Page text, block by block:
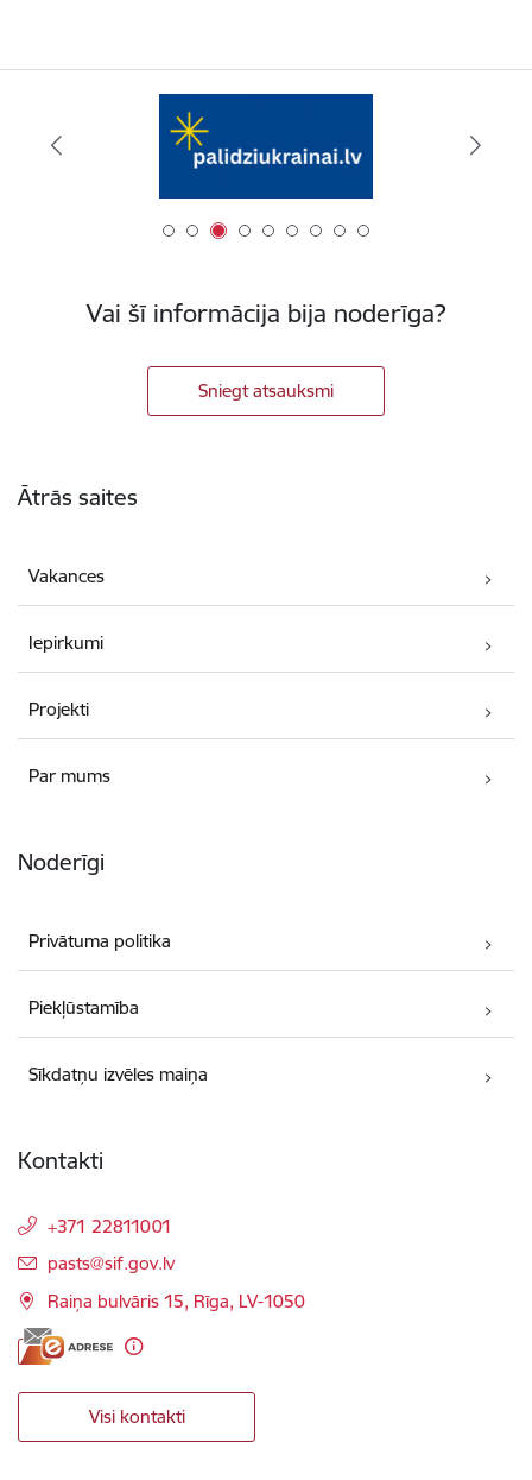
Vai šī informācija bija noderīga?
Sniegt atsauksmi
Ātrās saites
Vakances
Iepirkumi
Projekti
Par mums
Noderīgi
Privātuma politika
Piekļūstamība
Sīkdatņu izvēles maiņa
Kontakti
+371 22811001
E-pasts:
pasts@sif.gov.lv
Raiņa bulvāris 15, Rīga, LV-1050
Visi kontakti